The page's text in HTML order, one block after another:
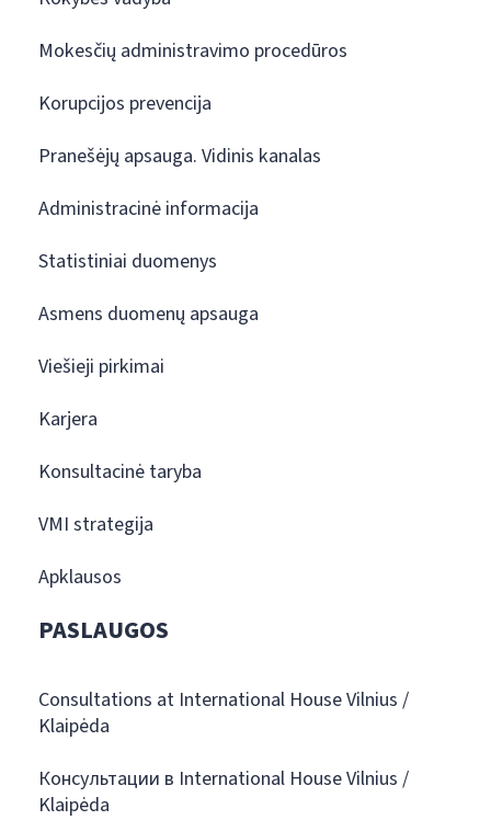
Mokesčių administravimo procedūros
Korupcijos prevencija
Pranešėjų apsauga. Vidinis kanalas
Administracinė informacija
Statistiniai duomenys
Asmens duomenų apsauga
Viešieji pirkimai
Karjera
Konsultacinė taryba
VMI strategija
Apklausos
PASLAUGOS
Consultations at International House Vilnius /
Klaipėda
Консультации в International House Vilnius /
Klaipėda